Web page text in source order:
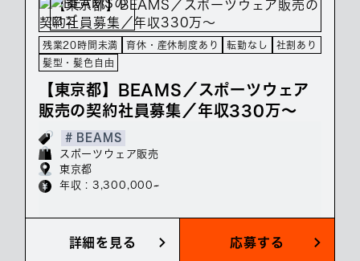
残業20時間未満 育休・産休制度あり 転勤なし
社割あり
髪型・髪色自由
【東京都】BEAMS／スポーツウェア
販売の契約社員募集／年収330万～
# BEAMS
スポーツウェア販売
東京都
年収 : 3,300,000~
詳細を見る 応募する